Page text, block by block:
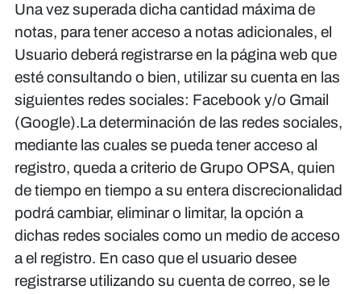
Una vez superada dicha cantidad máxima de
notas, para tener acceso a notas adicionales, el
Usuario deberá registrarse en la página web que
esté consultando o bien, utilizar su cuenta en las
siguientes redes sociales: Facebook y/o Gmail
(Google).La determinación de las redes sociales,
mediante las cuales se pueda tener acceso al
registro, queda a criterio de Grupo OPSA, quien
de tiempo en tiempo a su entera discrecionalidad
podrá cambiar, eliminar o limitar, la opción a
dichas redes sociales como un medio de acceso
a el registro. En caso que el usuario desee
registrarse utilizando su cuenta de correo, se le